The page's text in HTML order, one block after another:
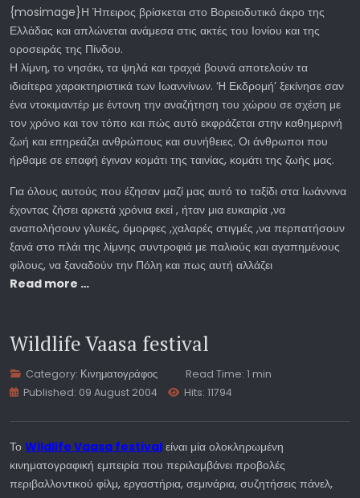
{mosimage}Η Ήπειρος βρίσκεται στο Βορειοδυτικό άκρο της
Ελλάδας και απλώνεται ανάμεσα στις ακτές του Ιονίου και της
οροσειράς της Πίνδου.
Η λίμνη, το νησάκι, τα ψηλά και τραχιά βουνά αποτελούν τα
ιδιαίτερα χαρακτηριστικά των Ιωαννίνων. ‘H Εκδρομή’ ξεκίνησε σαν
ένα ντοκιμαντέρ με έντονη την αναζήτηση του χώρου σε σχέση με
τον χρόνο και τον τόπο και πώς αυτό εκφράζεται στην καθημερινή
ζωή και επηρεάζει ανθρώπους και συνήθειες. Οι άνθρωποι που
ήρθαμε σε επαφή έγιναν κομάτι της ταινίας, κομάτι της ζωής μας.
Για όλους αυτούς που έζησαν μαζί μας αυτό το ταξίδι στα Ιωάννινα
έχοντας ζήσει αρκετά χρόνια εκεί , ήταν μια ευκαιρία ,να
αναπολήσουν γλυκές, όμορφες ,χαλαρές στιγμές ,να περπατήσουν
ξανά στο πλάι της λίμνης συντροφιά με παλιούς και αγαπημένους
φίλους, να ξαναδούν την Πόλη και πως αυτή αλλάζει
Read more …
Wildlife Vaasa festival
Category: Κινηματογράφος
Read Time: 1 min
Published: 09 August 2004
Hits: 11794
Το Wildlife Vaasa festival είναι μία ολοκληρωμένη
κινηματογραφική εμπειρία που περιλαμβάνει προβολές
περιβαλλοντικού φίλμ, εργαστήρια, σεμινάρια, συζητήσεις πάνελ,